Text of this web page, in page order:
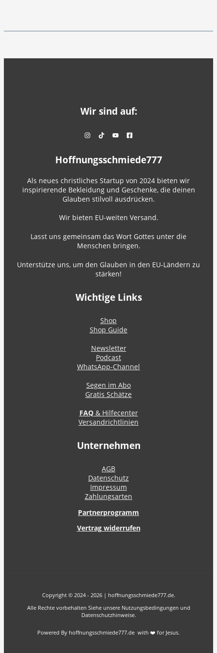
Wir sind auf:
Hoffnungsschmiede777
Als neues christliches Startup von 2024 bieten wir
inspirierende Bekleidung und Geschenke, die deinen
Glauben stilvoll ausdrücken.
Wir bieten EU-weiten Versand.
Lasst uns gemeinsam das Wort Gottes unter die
Menschen bringen.
Unterstütze uns, um den Glauben in den EU-Ländern zu
stärken!
Wichtige Links
Shop
Shop Guide
Newsletter
Podcast
WhatsApp-Channel
Segen im Abo
Gratis Schätze
FAQ& Hilfecenter
Versandrichtlinien
Unternehmen
AGB
Datenschutz
Impressum
Zahlungsarten
Partnerprogramm
Vertrag widerrufen
Copyright © 2024 - 2026 | hoffnungsschmiede777.de.
Alle Rechte vorbehalten Siehe unsere Nutzungsbedingungen und
Datenschutzhinweise.
Powered By hoffnungsschmiede777.de with ❤️ for Jesus.